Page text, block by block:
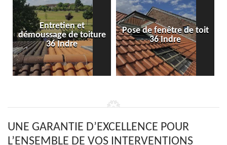
Entretien et
démoussage de toiture
36 Indre
Pose de fenêtre de toit
36 Indre
UNE GARANTIE D’EXCELLENCE POUR
L’ENSEMBLE DE VOS INTERVENTIONS